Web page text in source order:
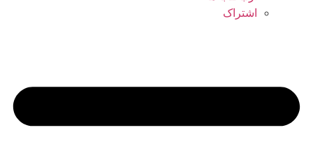
اشتراک